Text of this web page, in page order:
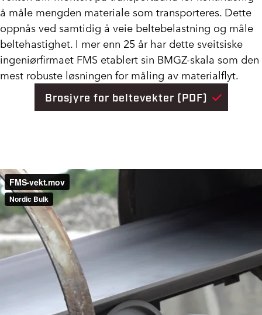
å måle mengden materiale som transporteres. Dette
oppnås ved samtidig å veie beltebelastning og måle
beltehastighet. I mer enn 25 år har dette sveitsiske
ingeniørfirmaet FMS etablert sin BMGZ-skala som den
mest robuste løsningen for måling av materialflyt.
Brosjyre for beltevekter (PDF)